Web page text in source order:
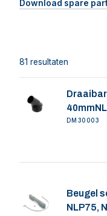
Download spare
81 resultaten
DM30003
Beugel set grijs
NLP75,